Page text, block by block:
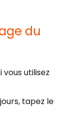
du
vous utilisez
tapez le